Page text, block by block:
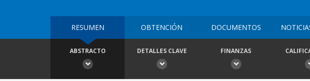
RESUMEN OBTENCIÓN DOCUMENTOS
ABSTRACTO DETALLES CLAVE FINANZAS